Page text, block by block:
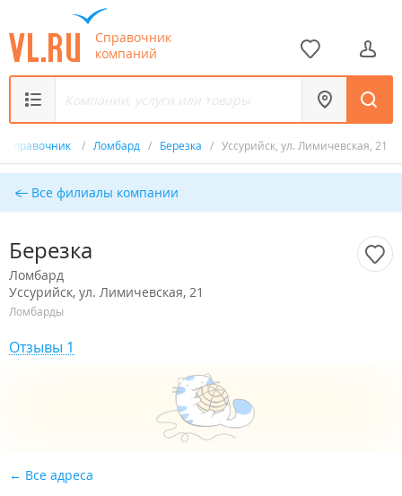
Справочник
компаний
Справочник / Ломбард / Березка / Уссурийск, ул. Лимичевская, 21
Все филиалы компании
Березка
Ломбард
Уссурийск, ул. Лимичевская, 21
Ломбарды
Отзывы 1
Все адреса